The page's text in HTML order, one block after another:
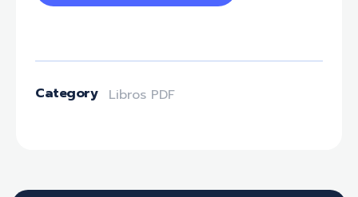
Category Libros PDF